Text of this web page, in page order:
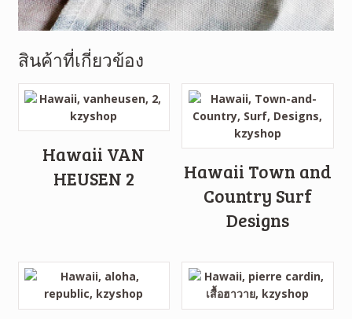
สินค้าที่เกี่ยวข้อง
Hawaii VAN
HEUSEN 2
Hawaii Town and
Country Surf
Designs